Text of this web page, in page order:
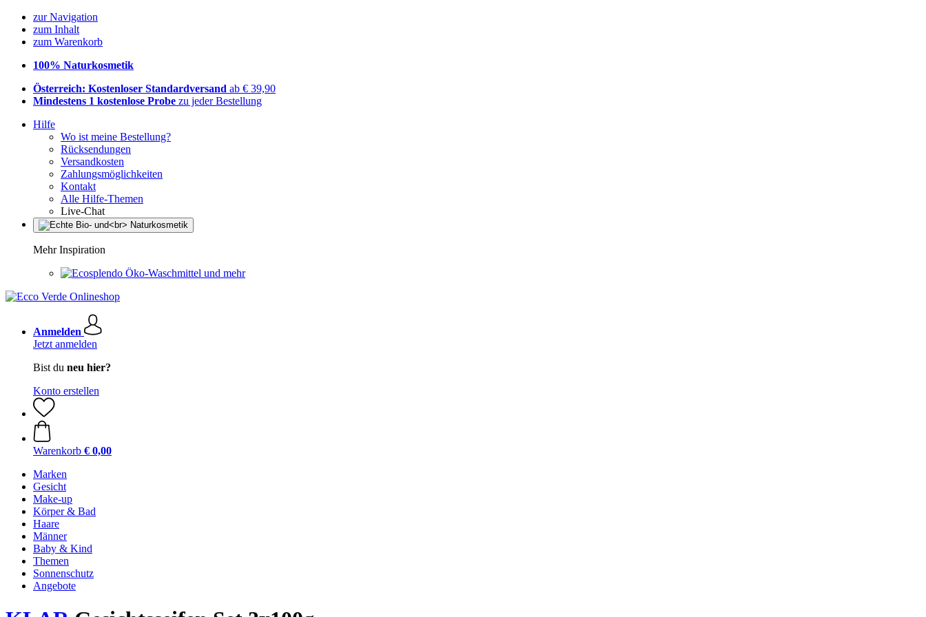
zur Navigation
zum Inhalt
zum Warenkorb
100% Naturkosmetik
Österreich: Kostenloser Standardversand ab € 39,90
Mindestens 1 kostenlose Probe zu jeder Bestellung
Hilfe
Wo ist meine Bestellung?
Rücksendungen
Versandkosten
Zahlungsmöglichkeiten
Kontakt
Alle Hilfe-Themen
Live-Chat
Mehr Inspiration
Öko-Waschmittel und mehr
Anmelden
Jetzt anmelden
Bist du neu hier?
Konto erstellen
Warenkorb € 0,00
Marken
Gesicht
Make-up
Körper & Bad
Haare
Männer
Baby & Kind
Themen
Sonnenschutz
Angebote